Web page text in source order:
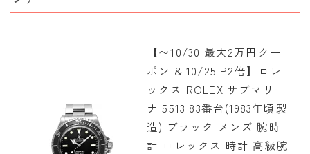
【〜10/30 最大2万円クー
ポン & 10/25 P2倍】ロレ
ックス ROLEX サブマリー
ナ 5513 83番台(1983年頃製
造) ブラック メンズ 腕時
計 ロレックス 時計 高級腕